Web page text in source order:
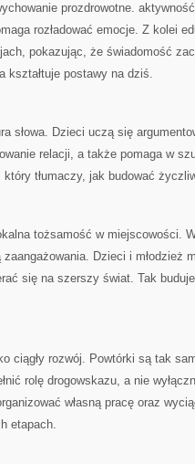
prozdrowotne.
rozładować emocje. Z kolei
pokazując, że świadomość
kształtuje postawy na dziś.
słowa. Dzieci uczą się
relacji, a także pomaga w
tłumaczy, jak budować
tożsamość w miejscowości.
Dzieci i młodzież
się na szerszy świat. Tak
ciągły rozwój. Powtórki są tak
rolę drogowskazu, a nie
własną pracę oraz
etapach.